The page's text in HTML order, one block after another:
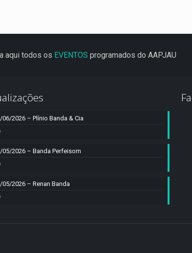
aqui todos os EVENTOS programados do AAPJAU
06/2026 – Plínio Banda & Cia
05/2026 – Banda Perfeisom
05/2026 – Renan Banda